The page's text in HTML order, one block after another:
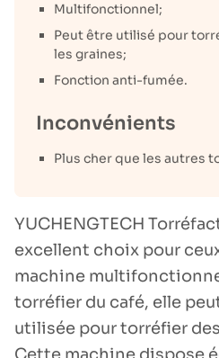
Multifonctionnel;
Peut être utilisé pour
les graines;
Fonction anti-fumée.
Inconvénients
Plus cher que les autres
YUCHENGTECH
excellent choix pour
machine
torréfier du café, elle
utilisée pour torréfier